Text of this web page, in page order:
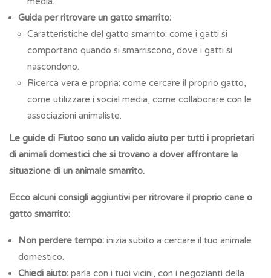
Guida per ritrovare un gatto smarrito:
Caratteristiche del gatto smarrito: come i gatti si
comportano quando si smarriscono, dove i gatti si
nascondono.
Ricerca vera e propria: come cercare il proprio gatto,
come utilizzare i social media, come collaborare con le
associazioni animaliste.
Le guide di Fiutoo sono un valido aiuto per tutti i proprietari
di animali domestici che si trovano a dover affrontare la
situazione di un animale smarrito.
Ecco alcuni consigli aggiuntivi per ritrovare il proprio cane o
gatto smarrito:
Non perdere tempo: inizia subito a cercare il tuo animale
domestico.
Chiedi aiuto: parla con i tuoi vicini, con i negozianti della